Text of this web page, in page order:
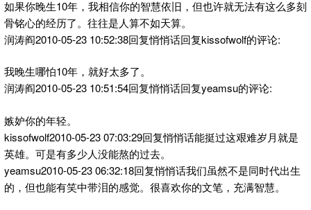
如果你晚生10年，我相信你的智慧依旧，但也许就无法有这么多刻
骨铭心的经历了。往往是人算不如天算。
润涛阎2010-05-23 10:52:38回复悄悄话回复kissofwolf的评论:
我晚生哪怕10年，就好太多了。
润涛阎2010-05-23 10:51:54回复悄悄话回复yeamsu的评论:
嫉妒你的年轻。
kissofwolf2010-05-23 07:03:29回复悄悄话能挺过这艰难岁月就是
英雄。可是有多少人没能熬的过去。
yeamsu2010-05-23 06:32:18回复悄悄话我们虽然不是同时代出生
的，但也能有笑中带泪的感觉。很喜欢你的文笔，充满智慧。